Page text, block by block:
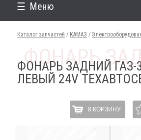
Меню
Каталог запчастей / КАМАЗ /
ФОНАРЬ ЗАДНИЙ ГАЗ-
ЛЕВЫЙ 24V
В КОРЗИНУ